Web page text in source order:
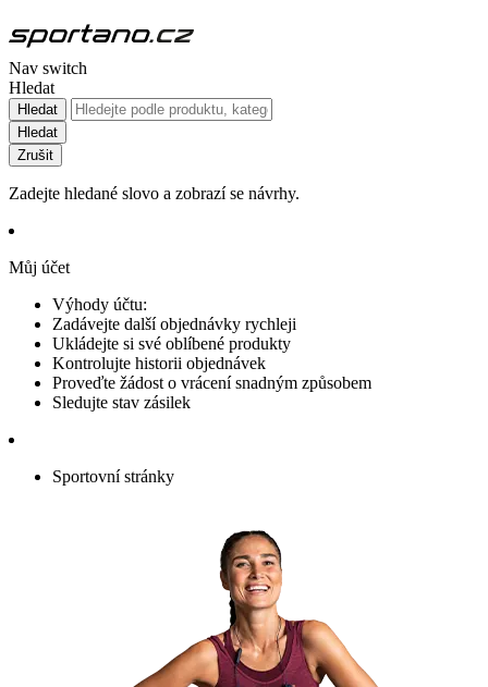
Nav switch
Hledat
Hledat
Hledat
Zrušit
Zadejte hledané slovo a zobrazí se návrhy.
Můj účet
Výhody účtu:
Zadávejte další objednávky rychleji
Ukládejte si své oblíbené produkty
Kontrolujte historii objednávek
Proveďte žádost o vrácení snadným způsobem
Sledujte stav zásilek
Sportovní stránky